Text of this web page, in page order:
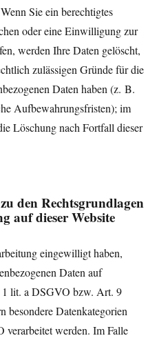
Sie ein berechtigtes
oder eine Einwilligung zur
werden Ihre Daten gelöscht,
zulässigen Gründe für die
Daten haben (z. B.
Aufbewahrungsfristen); im
Löschung nach Fortfall dieser
den Rechtsgrundlagen
auf dieser Website
eingewilligt haben,
Daten auf
lit. a DSGVO bzw. Art. 9
besondere Datenkategorien
werden. Im Falle